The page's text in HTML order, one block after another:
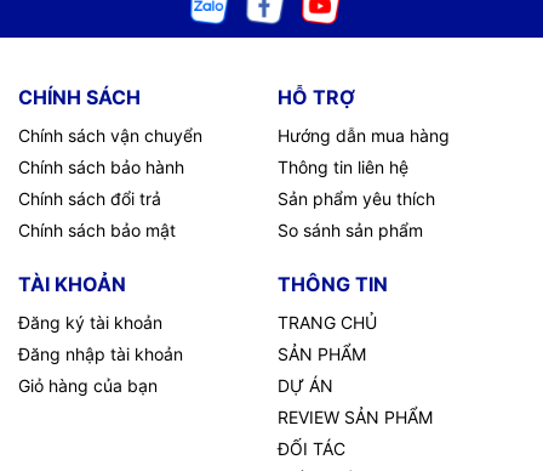
CHÍNH SÁCH
Chính sách vận chuyển
Chính sách bảo hành
Chính sách đổi trả
Chính sách bảo mật
HỖ TRỢ
Hướng dẫn mua hàng
Thông tin liên hệ
Sản phẩm yêu thích
So sánh sản phẩm
TÀI KHOẢN
Đăng ký tài khoản
Đăng nhập tài khoản
Giỏ hàng của bạn
THÔNG TIN
TRANG CHỦ
SẢN PHẨM
DỰ ÁN
REVIEW SẢN PHẨM
ĐỐI TÁC